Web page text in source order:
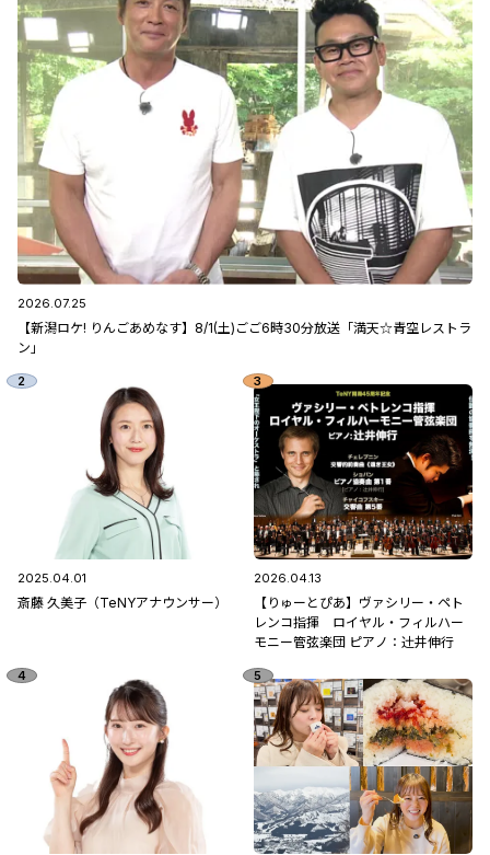
2026.07.25
【新潟ロケ! りんごあめなす】8/1(土)ごご6時30分放送「満天☆青空レストラ
ン」
2025.04.01
斎藤 久美子（TeNYアナウンサー）
2026.04.13
【りゅーとぴあ】ヴァシリー・ペト
レンコ指揮 ロイヤル・フィルハー
モニー管弦楽団 ピアノ：辻󠄀井伸行